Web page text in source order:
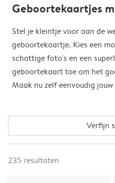
Geboortekaartjes
Stel je kleintje voor aan de
geboortekaartje. Kies een
schattige foto's en een
geboortekaart toe om het
Maak nu zelf eenvoudig
Verfijn
235 resultaten